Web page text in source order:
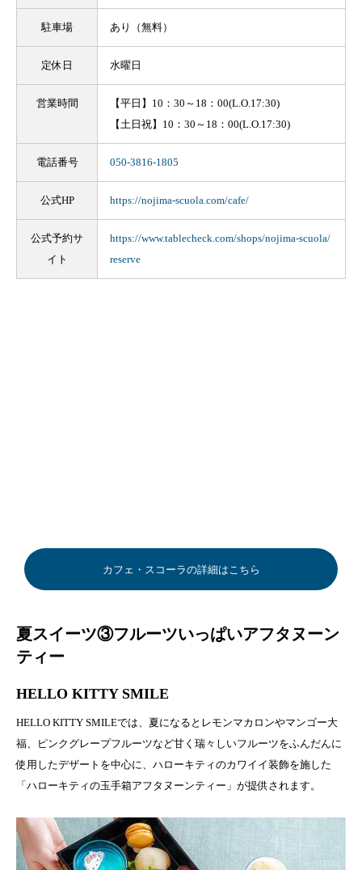
駐車場 あり（無料）
定休日 水曜日
営業時間
【平日】10：30～18：00(L.O.17:30)
【土日祝】10：30～18：00(L.O.17:30)
電話番号 050-3816-1805
公式HP https://nojima-scuola.com/cafe/
公式予約サ
イト
https://www.tablecheck.com/shops/nojima-scuola/
reserve
カフェ・スコーラの詳細はこちら
夏スイーツ③フルーツいっぱいアフタヌーン
ティー
HELLO KITTY SMILE
HELLO KITTY SMILEでは、夏になるとレモンマカロンやマンゴー大
福、ピンクグレープフルーツなど甘く瑞々しいフルーツをふんだんに
使用したデザートを中心に、ハローキティのカワイイ装飾を施した
「ハローキティの玉手箱アフタヌーンティー」が提供されます。